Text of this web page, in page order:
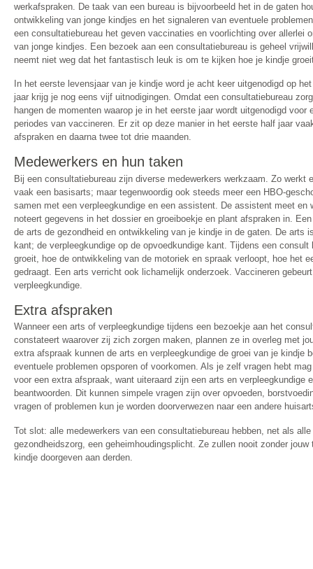
werkafspraken. De taak van een bureau is bijvoorbeeld het in de gaten
ontwikkeling van jonge kindjes en het signaleren van eventuele
een consultatiebureau het geven vaccinaties en voorlichting over allerlei
van jonge kindjes. Een bezoek aan een consultatiebureau is geheel
neemt niet weg dat het fantastisch leuk is om te kijken hoe je kindje
In het eerste levensjaar van je kindje word je acht keer uitgenodigd op
jaar krijg je nog eens vijf uitnodigingen. Omdat een consultatiebureau
hangen de momenten waarop je in het eerste jaar wordt uitgenodigd voor
periodes van vaccineren. Er zit op deze manier in het eerste half jaar
afspraken en daarna twee tot drie maanden.
Medewerkers en hun taken
Bij een consultatiebureau zijn diverse medewerkers werkzaam. Zo werkt
vaak een basisarts; maar tegenwoordig ook steeds meer een HBO-
samen met een verpleegkundige en een assistent. De assistent meet en
noteert gegevens in het dossier en groeiboekje en plant afspraken in.
de arts de gezondheid en ontwikkeling van je kindje in de gaten. De arts
kant; de verpleegkundige op de opvoedkundige kant. Tijdens een
groeit, hoe de ontwikkeling van de motoriek en spraak verloopt, hoe het
gedraagt. Een arts verricht ook lichamelijk onderzoek. Vaccineren
verpleegkundige.
Extra afspraken
Wanneer een arts of verpleegkundige tijdens een bezoekje aan het
constateert waarover zij zich zorgen maken, plannen ze in overleg met
extra afspraak kunnen de arts en verpleegkundige de groei van je kindje
eventuele problemen opsporen of voorkomen. Als je zelf vragen hebt
voor een extra afspraak, want uiteraard zijn een arts en verpleegkundige
beantwoorden. Dit kunnen simpele vragen zijn over opvoeden,
vragen of problemen kun je worden doorverwezen naar een andere
Tot slot: alle medewerkers van een consultatiebureau hebben, net als
gezondheidszorg, een geheimhoudingsplicht. Ze zullen nooit zonder
kindje doorgeven aan derden.